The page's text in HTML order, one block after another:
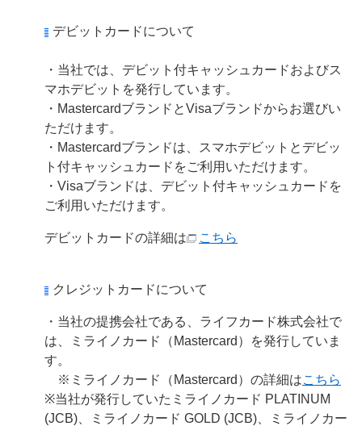
デビットカードについて
・当社では、デビット付キャッシュカードおよびス
マホデビットを発行しています。
・MastercardブランドとVisaブランドからお選びい
ただけます。
・Mastercardブランドは、スマホデビットとデビッ
ト付キャッシュカードをご利用いただけます。
・Visaブランドは、デビット付キャッシュカードを
ご利用いただけます。
デビットカードの詳細は こちら
クレジットカードについて
・当社の提携会社である、ライフカード株式会社で
は、ミライノカード（Mastercard）を発行していま
す。
※ミライノカード（Mastercard）の詳細はこちら
※当社が発行していたミライノカード PLATINUM
(JCB)、ミライノカード GOLD (JCB)、ミライノカー